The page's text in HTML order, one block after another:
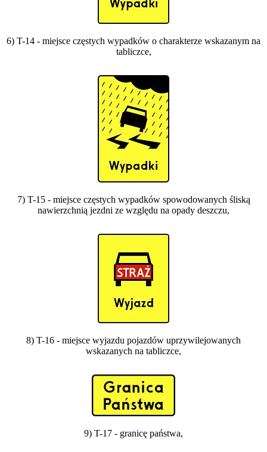
6) T-14 - miejsce częstych wypadków o charakterze wskazanym na
tabliczce,
7) T-15 - miejsce częstych wypadków spowodowanych śliską
nawierzchnią jezdni ze względu na opady deszczu,
8) T-16 - miejsce wyjazdu pojazdów uprzywilejowanych
wskazanych na tabliczce,
9) T-17 - granicę państwa,